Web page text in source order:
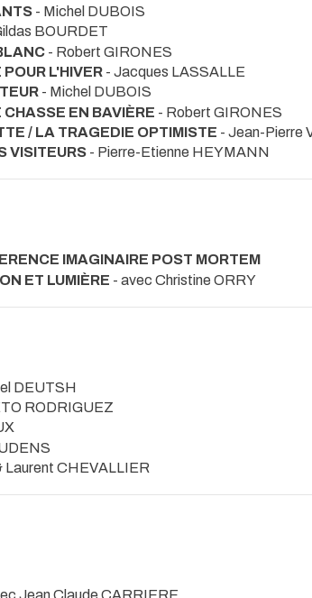
- Michel DUBOIS
BOURDET
- Robert GIRONES
L'HIVER - Jacques LASSALLE
- Michel DUBOIS
CHASSE EN BAVIÈRE - Robert GIRONES
/ LA TRAGEDIE OPTIMISTE - Jean-Pierre
VISITEURS - Pierre-Etienne HEYMANN
IMAGINAIRE POST MORTEM
ET LUMIÈRE - avec Christine ORRY
DEUTSH
RODRIGUEZ
Laurent CHEVALLIER